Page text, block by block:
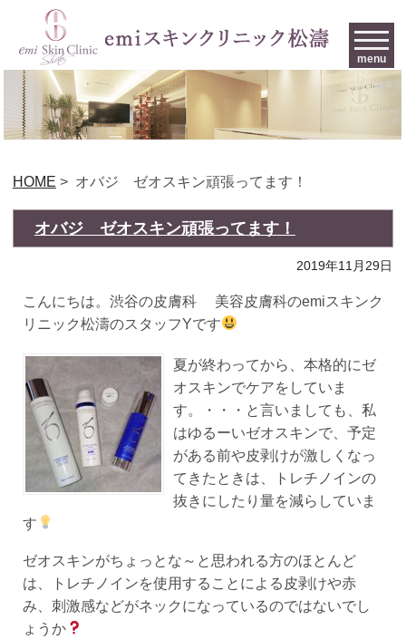
menu
HOME > オバジ ゼオスキン頑張ってます！
オバジ ゼオスキン頑張ってます！
2019年11月29日
こんにちは。渋谷の皮膚科 美容皮膚科のemiスキンク
リニック松濤のスタッフYです
夏が終わってから、本格的にゼ
オスキンでケアをしていま
す。・・・と言いましても、私
はゆるーいゼオスキンで、予定
がある前や皮剥けが激しくなっ
てきたときは、トレチノインの
抜きにしたり量を減らしていま
す
ゼオスキンがちょっとな～と思われる方のほとんど
は、トレチノインを使用することによる皮剥けや赤
み、刺激感などがネックになっているのではないでし
ょうか